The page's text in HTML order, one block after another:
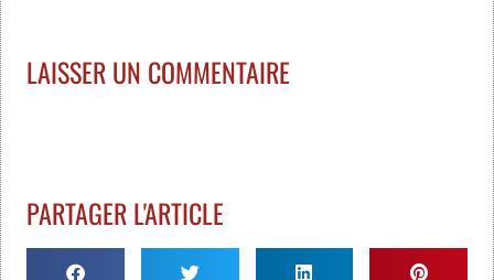
LAISSER UN COMMENTAIRE
PARTAGER L'ARTICLE